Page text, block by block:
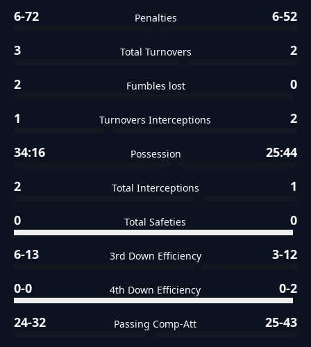
6-72 Penalties 6-52
3 Total Turnovers 2
2 Fumbles lost 0
1 Turnovers Interceptions 2
34:16 Possession 25:44
2 Total Interceptions 1
0 Total Safeties 0
6-13 3rd Down Efficiency 3-12
0-0 4th Down Efficiency 0-2
24-32 Passing Comp-Att 25-43